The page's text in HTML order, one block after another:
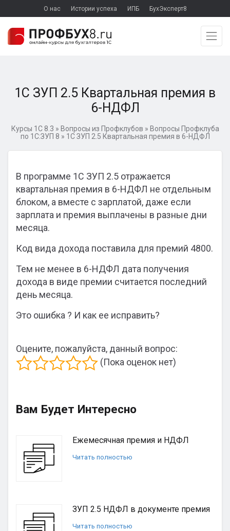
О нас Истории успеха ИПБ БухЭксперт8
1С ЗУП 2.5 Квартальная премия в
6-НДФЛ
Курсы 1С 8.3 » Вопросы из Профклубов » Вопросы Профклуба
по 1С:ЗУП 8 » 1С ЗУП 2.5 Квартальная премия в 6-НДФЛ
В программе 1С ЗУП 2.5 отражается
квартальная премия в 6-НДФЛ не отдельным
блоком, а вместе с зарплатой, даже если
зарплата и премия выплачены в разные дни
месяца.
Код вида дохода поставила для премий 4800.
Тем не менее в 6-НДФЛ дата получения
дохода в виде премии считается последний
день месяца.
Это ошибка ? И как ее исправить?
Оцените, пожалуйста, данный вопрос:
(Пока оценок нет)
Вам Будет Интересно
Ежемесячная премия и НДФЛ
Читать полностью
ЗУП 2.5 НДФЛ в документе премия
Читать полностью